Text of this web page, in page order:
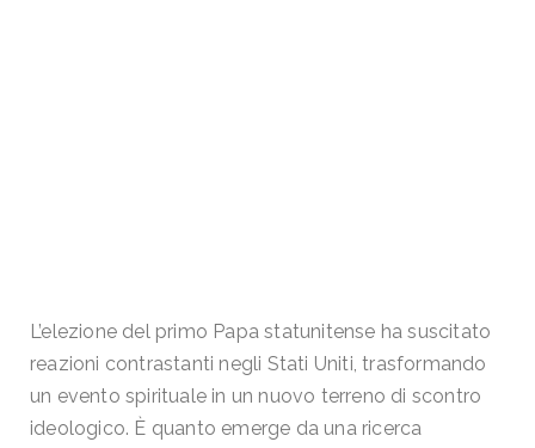
L’elezione del primo Papa statunitense ha suscitato
reazioni contrastanti negli Stati Uniti, trasformando
un evento spirituale in un nuovo terreno di scontro
ideologico. È quanto emerge da una ricerca